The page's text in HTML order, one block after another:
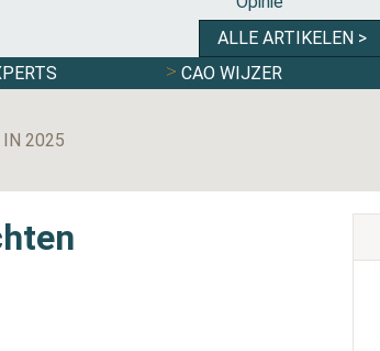
ALLE ARTIKELEN >
CAO WIJZER
IN 2025